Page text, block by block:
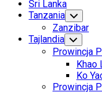
Sri Lanka
Tanzania Toggle
Child
Menu
Zanzibar
Tajlandia Toggle
Child
Menu
Prowincja
Khao
Ko
Prowincja